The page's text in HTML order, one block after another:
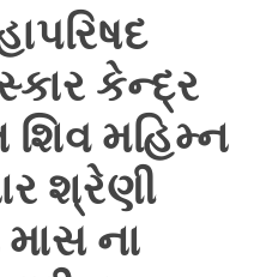
કેન્દ્ર
શિવ મહિમ્ન
શ્રેણી
ના